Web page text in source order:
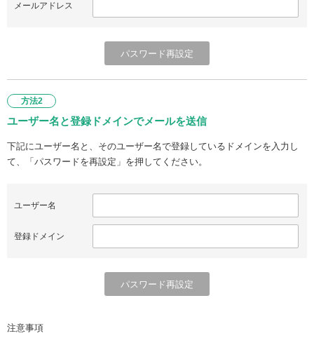
メールアドレス
方法2
ユーザー名と登録ドメインでメールを送信
下記にユーザー名と、そのユーザー名で登録しているドメインを入力し
て、「パスワードを再設定」を押してください。
ユーザー名
登録ドメイン
注意事項